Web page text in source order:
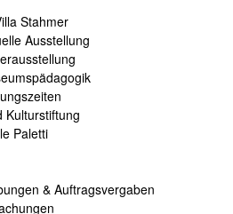
Stahmer
Ausstellung
Kulturstiftung
Paletti
& Auftragsvergaben